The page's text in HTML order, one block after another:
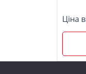
Ціна